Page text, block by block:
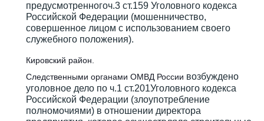
предусмотренногоч.3 ст.159 Уголовного кодекса
Российской Федерации (мошенничество,
совершенное лицом с использованием своего
служебного положения).
Кировский район.
Следственными органами ОМВД России возбуждено
уголовное дело по ч.1 ст.201Уголовного кодекса
Российской Федерации (злоупотребление
полномочиями) в отношении директора